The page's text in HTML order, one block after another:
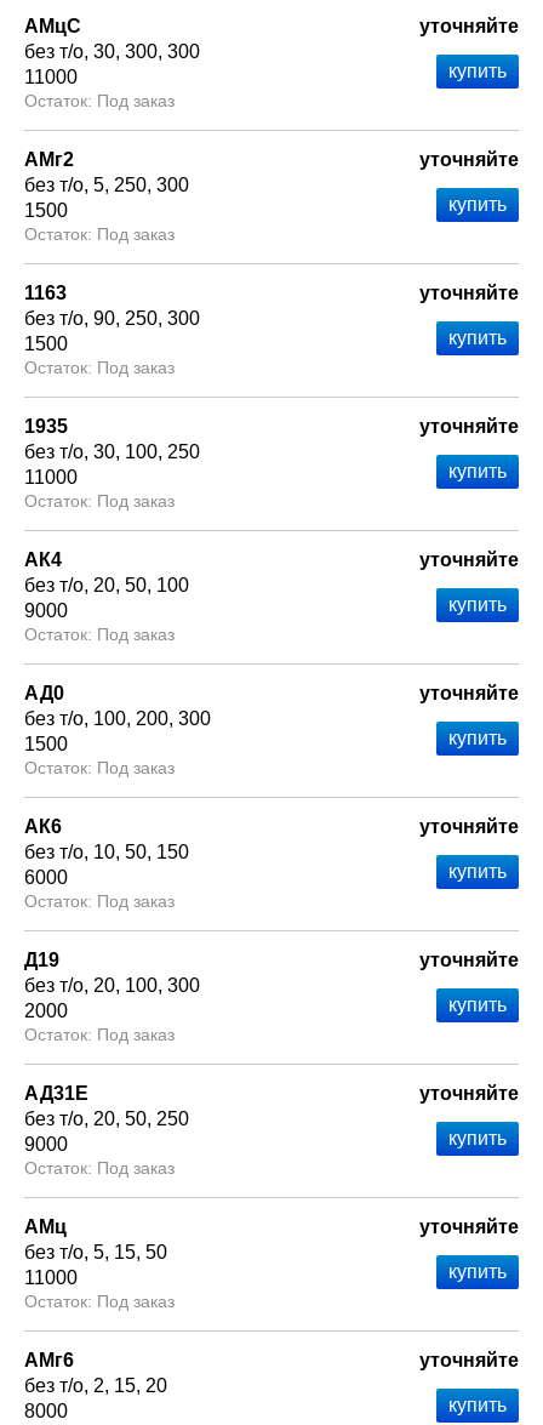
АМцС
без т/о 30 300 300
11000
Под заказ
уточняйте
АМг2
без т/о 5 250 300
1500
Под заказ
уточняйте
1163
без т/о 90 250 300
1500
Под заказ
уточняйте
1935
без т/о 30 100 250
11000
Под заказ
уточняйте
АК4
без т/о 20 50 100
9000
Под заказ
уточняйте
АД0
без т/о 100 200 300
1500
Под заказ
уточняйте
АК6
без т/о 10 50 150
6000
Под заказ
уточняйте
Д19
без т/о 20 100 300
2000
Под заказ
уточняйте
АД31Е
без т/о 20 50 250
9000
Под заказ
уточняйте
АМц
без т/о 5 15 50
11000
Под заказ
уточняйте
АМг6
без т/о 2 15 20
8000
уточняйте